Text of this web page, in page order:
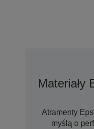
Materiały
Atramenty
myślą o